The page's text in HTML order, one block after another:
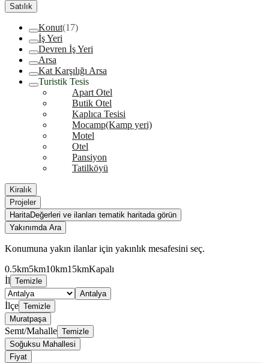
Satılık
Konut(17)
İş Yeri
Devren İş Yeri
Arsa
Kat Karşılığı Arsa
Turistik Tesis
Apart Otel
Butik Otel
Kaplıca Tesisi
Mocamp(Kamp yeri)
Motel
Otel
Pansiyon
Tatilköyü
Kiralık
Projeler
HaritaDeğerleri ve ilanları tematik haritada görün
Yakınımda Ara
Konumuna yakın ilanlar için yakınlık mesafesini seç.
0.5km5km10km15kmKapalı
İl Temizle
Antalya
İlçe Temizle
Muratpaşa
Semt/Mahalle Temizle
Soğuksu Mahallesi
Fiyat